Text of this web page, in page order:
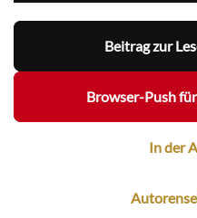
Beitrag zur
Browser-Push
In der